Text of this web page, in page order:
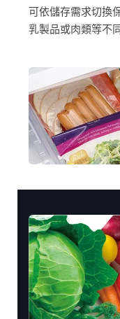
可依儲存需求切換
乳製品或肉類等不